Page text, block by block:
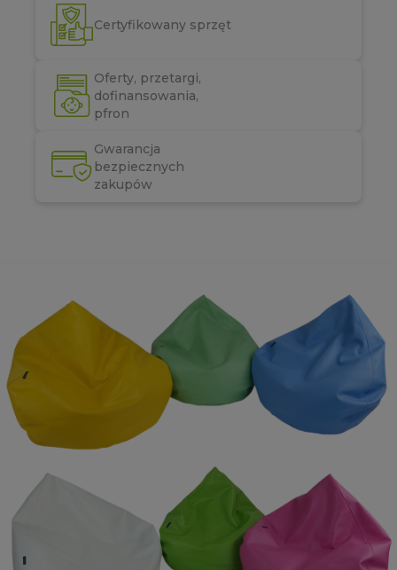
Certyfikowany sprzęt
Oferty, przetargi,
dofinansowania,
pfron
Gwarancja
bezpiecznych
zakupów